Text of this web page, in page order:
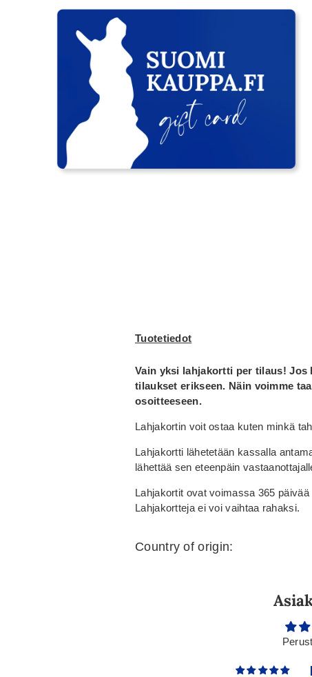
Tuotetiedot
Vain yksi lahjakortti per tilaus! Jos
tilaukset erikseen. Näin voimme
osoitteeseen.
Lahjakortin voit ostaa kuten minkä
Lahjakortti lähetetään kassalla
lähettää sen eteenpäin
Lahjakortit ovat voimassa 365
Lahjakortteja ei voi vaihtaa rahaksi.
Country of origin: